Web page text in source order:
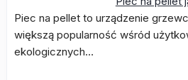
Piec na pellet to urządzenie
większą popularność wśród
ekologicznych…